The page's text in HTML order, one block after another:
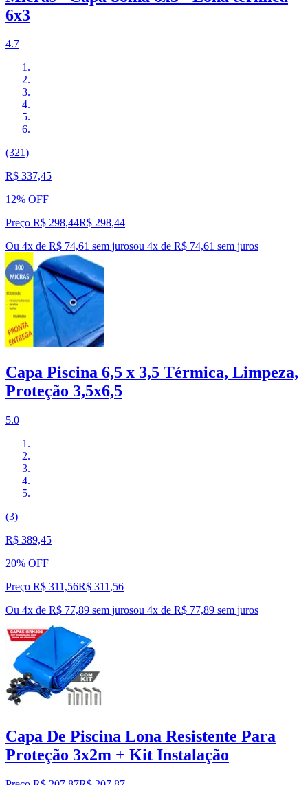
6x3
4.7
(321)
R$ 337,45
12% OFF
Preço R$ 298,44R$ 298,44
Ou 4x de R$ 74,61 sem jurosou 4x de R$ 74,61 sem juros
Capa Piscina 6,5 x 3,5 Térmica, Limpeza,
Proteção 3,5x6,5
5.0
(3)
R$ 389,45
20% OFF
Preço R$ 311,56R$ 311 ,56
Ou 4x de R$ 77,89 sem jurosou 4x de R$ 77,89 sem juros
Capa De Piscina Lona Resistente Para
Proteção 3x2m + Kit Instalação